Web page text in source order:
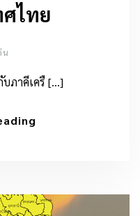
ศไทย
น
ภาคีเครื […]